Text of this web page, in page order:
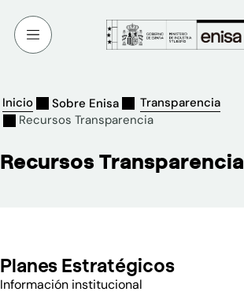
Inicio Sobre Enisa
Transparencia
Recursos Transparencia
Recursos Transparencia
Planes Estratégicos
Información institucional